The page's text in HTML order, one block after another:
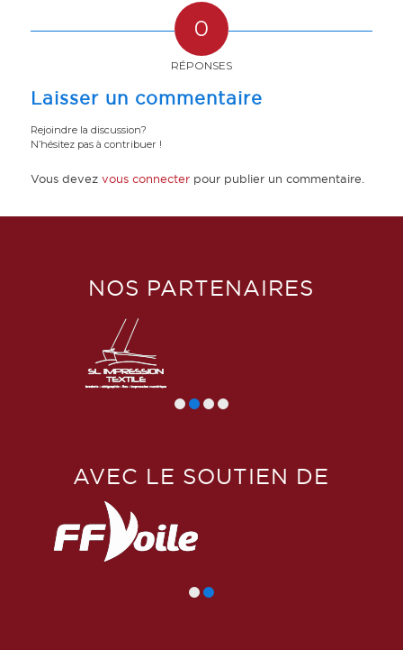
0
RÉPONSES
Laisser un commentaire
Rejoindre la discussion?
N’hésitez pas à contribuer !
Vous devez vous connecterpour publier un commentaire.
NOS PARTENAIRES
AVEC LE SOUTIEN DE